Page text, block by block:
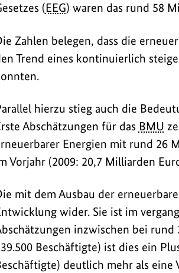
(EEG) waren das rund 58
Zahlen belegen, dass die
Trend eines kontinuierlich
hierzu stieg auch die
Abschätzungen für das BMU
Energien mit rund 26
Vorjahr (2009: 20,7 Milliarden
mit dem Ausbau der
wider. Sie ist im
inzwischen bei rund
Beschäftigte) ist dies ein
deutlich mehr als eine